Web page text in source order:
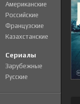
Американские
Российские
Французские
Казахстанские
Сериалы
Зарубежные
Русские